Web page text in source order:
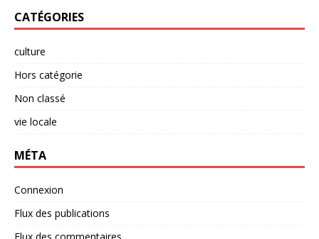
CATÉGORIES
culture
Hors catégorie
Non classé
vie locale
MÉTA
Connexion
Flux des publications